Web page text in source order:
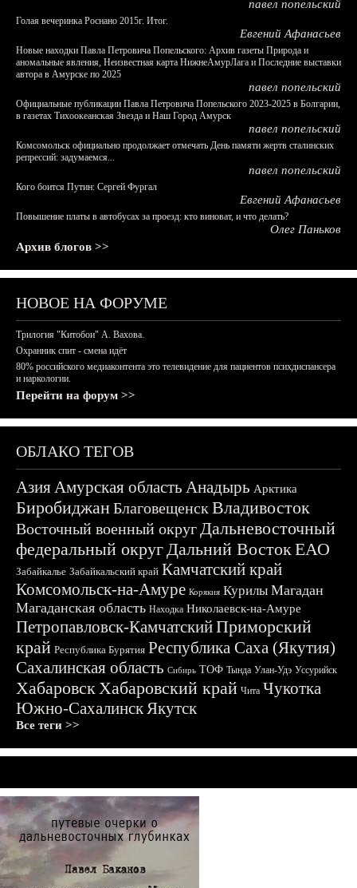
павел попельский
Голая вечеринка Роснано 2015г. Итог.
Евгений Афанасьев
Новые находки Павла Петровича Попельского: Архив газеты Природа и
аномальные явления, Неизвестная карта НижнеАмурЛага и Последние выставки
автора в Амурске по 2025
павел попельский
Официальные публикации Павла Петровича Попельского 2023-2025 в Болгарии,
в газетах Тихоокеанская Звезда и Наш Город Амурск
павел попельский
Комсомольск официально продолжает отмечать День памяти жертв сталинских
репрессий: задумаемся...
павел попельский
Кого боится Путин: Сергей Фургал
Евгений Афанасьев
Повышение платы в автобусах за проезд: кто виноват, и что делать?
Олег Паньков
Архив блогов >>
НОВОЕ НА ФОРУМЕ
Трилогия "Китобои" А. Вахова.
Охранник спит - смена идёт
80% российского медиаконтента это телевидение для пациентов психдиспансера
и наркологии.
Перейти на форум >>
ОБЛАКО ТЕГОВ
АзияАмурская область Анадырь Арктика
БиробиджанБлаговещенскВладивосток
Восточный военный округДальневосточный
федеральный округДальний ВостокЕАО
Забайкалье Забайкальский край Камчатский край
Комсомольск-на-Амуре Корякия Курилы Магадан
Магаданская область Находка Николаевск-на-Амуре
Петропавловск-КамчатскийПриморский
край Республика Бурятия Республика Саха (Якутия)
Сахалинская область Сибирь ТОФ Тында Улан-Удэ Уссурийск
ХабаровскХабаровский край Чита Чукотка
Южно-СахалинскЯкутск
Все теги >>